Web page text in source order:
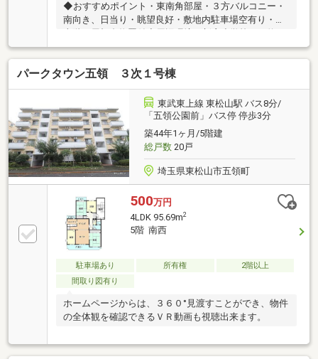
◆おすすめポイント・東南角部屋・３方バルコニー・
南向き、日当り・眺望良好・敷地内駐車場空有り・最
380ｍ・東松山東中学校まで約770ｍ・ヤオコーまで約
480ｍ・セブンイレブンまで約360ｍ・ダイソーまで約
410ｍ・ウエルシアまで約270ｍ
パークタウン五領 ３次１号棟
東武東上線 東松山駅 バス8分/
「五領公園前」バス停 停歩3分
築44年1ヶ月/5階建
総戸数20戸
埼玉県東松山市五領町
500万円
4LDK 95.69m2
5階 南西
駐車場あり 所有権
2階以上
間取り図有り
ホームページからは、３６０°見渡すことができ、物件
の全体観を確認できるＶＲ動画も視聴出来ます。